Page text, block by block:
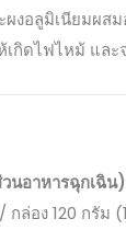
งอลูมิเนียมผส
เกิดไฟไหม้ แล
นอาหารฉุกเฉิน
ล่อง 120 กรัม